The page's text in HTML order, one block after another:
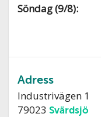
Söndag (9/8):
Adress
Industrivägen 1
79023Svärdsjö